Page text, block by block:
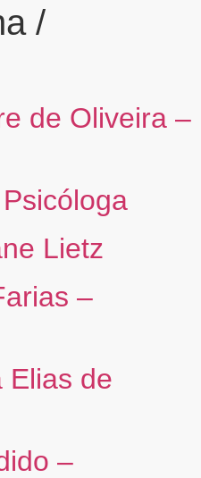
/
de Oliveira –
Lietz
–
Elias de
–